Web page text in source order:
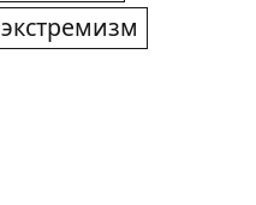
экстремизм